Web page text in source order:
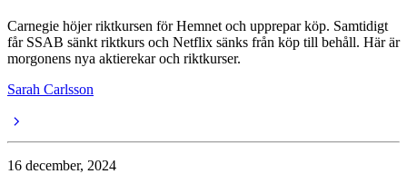
Carnegie höjer riktkursen för Hemnet och upprepar köp. Samtidigt
får SSAB sänkt riktkurs och Netflix sänks från köp till behåll. Här är
morgonens nya aktierekar och riktkurser.
Sarah Carlsson
16 december, 2024